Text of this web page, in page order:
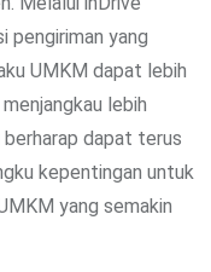
pengiriman yang
UMKM dapat lebih
lebih
berharap dapat terus
kepentingan untuk
yang semakin